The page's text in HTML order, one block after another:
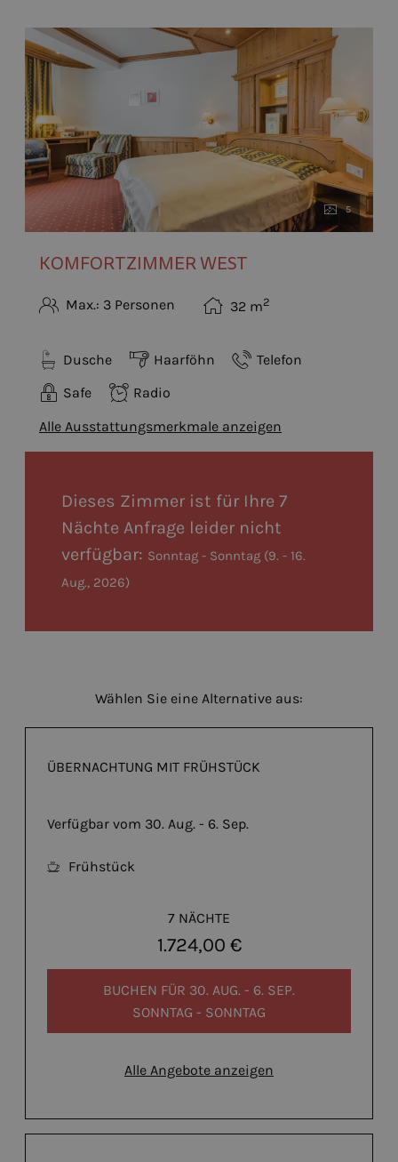
5
KOMFORTZIMMER WEST
Max.: 3 Personen 32 m2
Dusche Haarföhn
Telefon
Safe
Radio
Alle Ausstattungsmerkmale anzeigen
Dieses Zimmer ist für Ihre 7
Nächte Anfrage leider nicht
verfügbar: Sonntag - Sonntag (9. - 16.
Aug., 2026)
Wählen Sie eine Alternative aus:
ÜBERNACHTUNG MIT FRÜHSTÜCK
Verfügbar vom 30. Aug. - 6. Sep.
Frühstück
7 NÄCHTE
1.724,00 €
BUCHEN FÜR 30. AUG. - 6. SEP.
SONNTAG - SONNTAG
Alle Angebote anzeigen